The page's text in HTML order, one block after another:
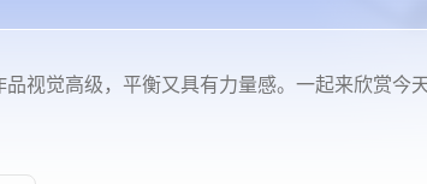
视觉高级，平衡又具有力量感。一起来欣赏今